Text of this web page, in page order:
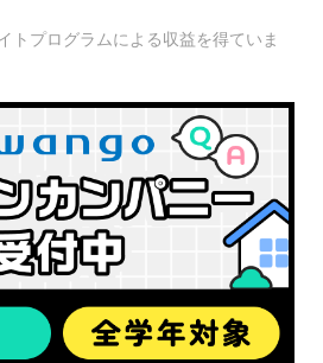
トプログラムによる収益を得ていま